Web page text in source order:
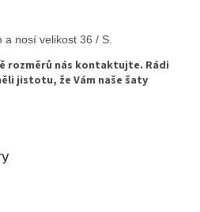
nosí velikost 36 / S.
rozměrů nás kontaktujte. Rádi
jistotu, že Vám naše šaty